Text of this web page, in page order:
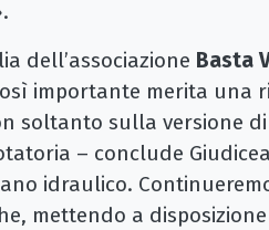
dell’associazione Basta
importante merita una
soltanto sulla versione
– conclude
idraulico.
mettendo a